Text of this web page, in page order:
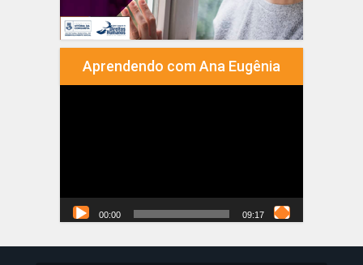
Aprendendo com Ana Eugênia
00:00 09:17